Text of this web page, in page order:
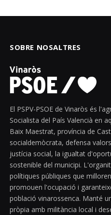
SOBRE NOSALTRES
El PSPV-PSOE de Vinaròs és
Socialista del País Valencià en
Baix Maestrat, província de
socialdemòcrata, defensa
justícia social, la igualtat
sostenible del municipi.
polítiques públiques que
promouen l'ocupació i
població vinarossenca. Manté
pròpia amb militància local i